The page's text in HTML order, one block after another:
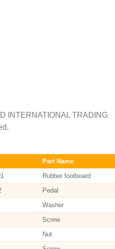
INTERNATIONAL TRADING
Part Name
Rubber footboard
Pedal
Washer
Screw
Nut